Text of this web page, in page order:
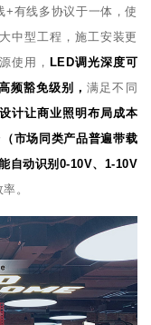
+有线多协议于一体，使
中型工程，施工安装更
使用， LED调光深度可
频豁免级别，满足不同
计让商业照明布局成本
市场同类产品普遍带载
自动识别0-10V、1-10V
。